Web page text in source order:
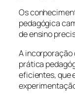
Os
pedagógica
de ensino
A incorporação
prática
eficientes, que